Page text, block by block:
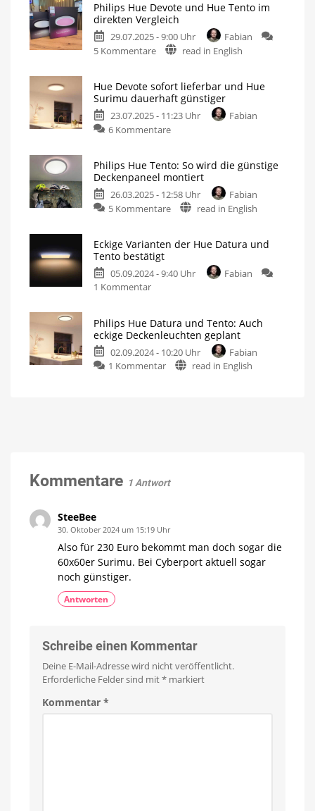
Philips Hue Devote und Hue Tento im
direkten Vergleich
29.07.2025 - 9:00 Uhr
Fabian
5 Kommentarezu
Devote
und
Hue
Tento
Vergleich
Zwei
Deckenleuchten
read in English
Hue Devote sofort lieferbar und Hue
Surimu dauerhaft günstiger
23.07.2025 - 11:23 Uhr
Fabian
6 Kommentarezu
sofort
lieferbar
und
Hue
günstiger
von
Philips Hue Tento: So wird die günstige
Deckenpaneel montiert
26.03.2025 - 12:58 Uhr
Fabian
5 Kommentarezu
Tento:
wird
montiert
Ein
Erfahrungsbericht
read in English
Eckige Varianten der Hue Datura und
Tento bestätigt
05.09.2024 - 9:40 Uhr
Fabian
1 Kommentarzu
der
Hue
Datura
und
Philips Hue Datura und Tento: Auch
eckige Deckenleuchten geplant
02.09.2024 - 10:20 Uhr
Fabian
1 Kommentarzu
geplant
read in English
Kommentare 1 Antwort
SteeBee
30. Oktober 2024 um 15:19 Uhr
Also für 230 Euro bekommt man doch sogar die
60x60er Surimu. Bei Cyberport aktuell sogar
noch günstiger.
Antworten
Schreibe einen Kommentar
Deine E-Mail-Adresse wird nicht veröffentlicht.
Erforderliche Felder sind mit* markiert
Kommentar *